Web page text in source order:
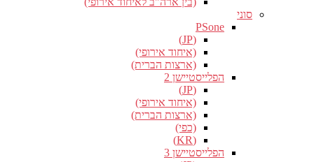
סוני
PSone
(JP)
(איחוד אירופי)
(ארצות הברית)
הפלייסטיישן 2
(JP)
(איחוד אירופי)
(ארצות הברית)
(כפי)
(KR)
הפלייסטיישן 3